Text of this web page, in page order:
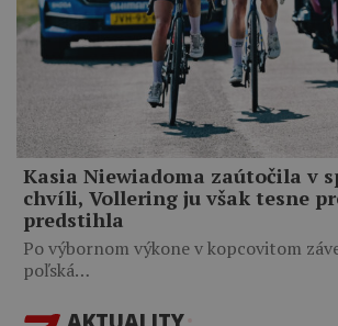
Kasia Niewiadoma zaútočila v
chvíli, Vollering ju však tesne
predstihla
Po výbornom výkone v kopcovitom
poľská…